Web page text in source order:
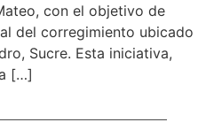
con el objetivo de
del corregimiento ubicado
Sucre. Esta iniciativa,
[…]